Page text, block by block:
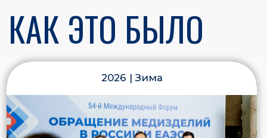
Конгрессно-Выставочная Компания «ИМПЕРИЯ А»
организатор российских и международных деловых
мероприятий в таких направлениях, как: пищевая
промышленность, искусственный интеллект, розничная
торговля, здравоохранение, цифровая экономика,
электротехника и др. Лучший организатор деловых
конференций России 2023-2024 по версии Russian
Business Travel & MICE Award. Организатор крупнейшей
на северо-западе России международной
продовольственной выставки «Петерфуд» (с 1991 года).